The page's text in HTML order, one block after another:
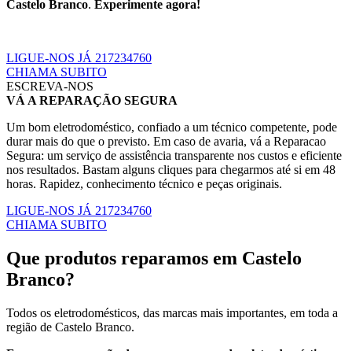
Castelo Branco. Experimente agora!
LIGUE-NOS JÁ 217234760
CHIAMA SUBITO
ESCREVA-NOS
VÁ A REPARAÇÃO SEGURA
Um bom eletrodoméstico, confiado a um técnico competente, pode
durar mais do que o previsto. Em caso de avaria, vá a Reparacao
Segura: um serviço de assistência transparente nos custos e eficiente
nos resultados. Bastam alguns cliques para chegarmos até si em 48
horas. Rapidez, conhecimento técnico e peças originais.
LIGUE-NOS JÁ 217234760
CHIAMA SUBITO
Que produtos reparamos em Castelo
Branco?
Todos os eletrodomésticos, das marcas mais importantes, em toda a
região de Castelo Branco.